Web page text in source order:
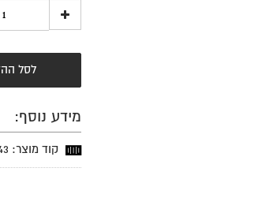
לסל
מידע נוסף:
קוד מוצר: 43